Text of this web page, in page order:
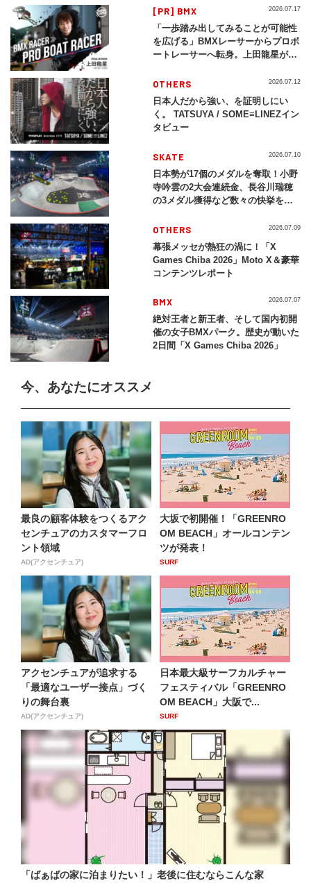
[PR] BMX
「一歩踏み出してみることが可能性
を広げる」BMXレーサーからプロボ
ートレーサーへ転身。上田龍星が体
2026.07.17
OTHERS
日本人だから強い、を証明しにい
く。 TATSUYA / SOME≡LINEZイン
タビュー
2026.07.12
SKATE
日本勢が17個のメダルを奪取！小野
寺吟雲の2大会連続金、長谷川瑞穂
の3メダル獲得など数々の快挙をプ
2026」
2026.07.10
OTHERS
幕張メッセが熱狂の渦に！「X
Games Chiba 2026」Moto X＆豪華
コンテンツレポート
2026.07.09
BMX
絶対王者と新王者、そして国内初開
催の女子BMXパーク。歴史が動いた
2日間「X Games Chiba 2026」
2026.07.07
今、あなたにオススメ
最良の顧客体験をつくるアク
センチュアのカスタマーフロ
ント領域
AD(アクセンチュア)
大坂で初開催！「GREENRO
OM BEACH」オールコンテン
ツが発表！
SURF
アクセンチュアが追求する
「最適なユーザー接点」づく
りの舞台裏
AD(アクセンチュア)
日本最大級サーフカルチャー
フェスティバル「GREENRO
OM BEACH」⼤阪で...
SURF
「ばぁばの家に泊まりたい！」老後に住むならこんな家